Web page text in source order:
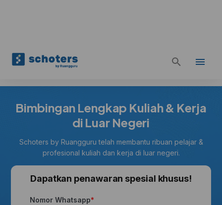
Bimbingan Lengkap Kuliah & Kerja
di Luar Negeri
Schoters by Ruangguru telah membantu ribuan pelajar &
profesional kuliah dan kerja di luar negeri.
Dapatkan penawaran spesial khusus!
Nomor Whatsapp